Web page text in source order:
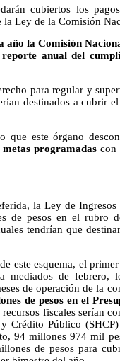
cubiertos los
Ley de la Comisión
año la Comisión
anual del
para regular y
destinados a cubrir
que este órgano
programadas con
la Ley de
de pesos en el rubro
tendrían que
este esquema, el
mediados de
de operación de la
de pesos en el
recursos fiscales serían
y Crédito Público
94 millones 974 mil
de pesos para